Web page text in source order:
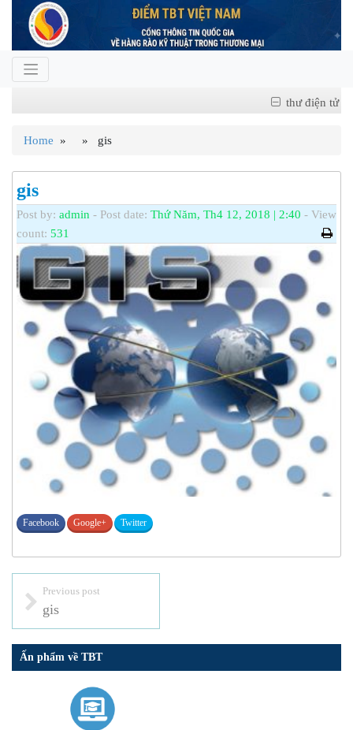
thư điện tử
Home » » gis
gis
Post by: admin - Post date: Thứ Năm, Th4 12, 2018 | 2:40 - View
count: 531
Facebook Google+ Twitter
Previous post
gis
Ấn phẩm về TBT